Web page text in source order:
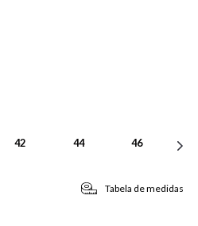
42 44 46
Tabela de medidas